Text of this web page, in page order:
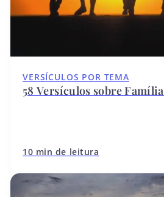
VERSÍCULOS POR TEMA
58 Versículos sobre Família
10 min de leitura